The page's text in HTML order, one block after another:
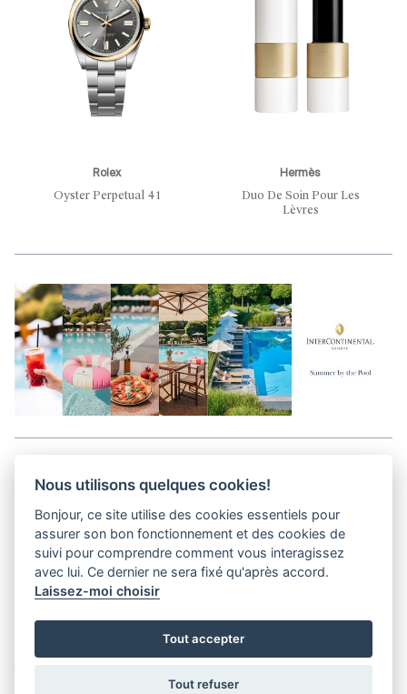
Rolex
Oyster Perpetual 41
Hermès
Duo De Soin Pour Les
Lèvres
Kits médias
Confidentialité
Pl. de la Palud 23
Tel : +41 (21) 312 41 41
Nous utilisons quelques cookies!
Bonjour, ce site utilise des cookies essentiels pour
assurer son bon fonctionnement et des cookies de
suivi pour comprendre comment vous interagissez
avec lui. Ce dernier ne sera fixé qu'après accord.
Laissez-moi choisir
Tout accepter
Tout refuser